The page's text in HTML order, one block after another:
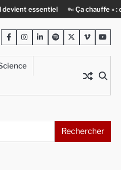
« Ça chauffe » : des acteurs du
Facebook
Instagram
LinkedInSpotifyTwitterViméo
Rechercher